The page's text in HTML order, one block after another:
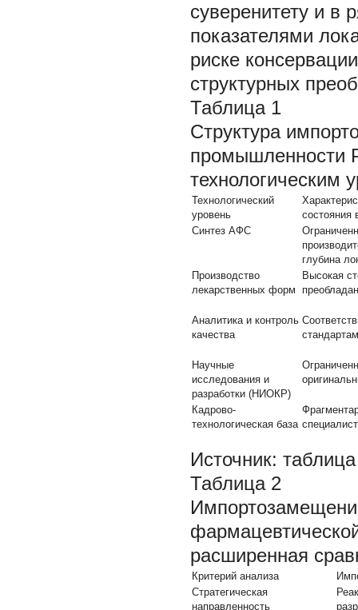
суверенитету и в
показателями
риске
структурных
Таблица 1
Структура
промышленности
технологическим
Технологический
уровень
состояния
Синтез АФС
глубина
Производство
лекарственных форм
Высокая
Аналитика и контроль
качества
Научные
исследования и
разработки (НИОКР)
Кадрово-
технологическая база
Источник:
Таблица 2
расширенная
Критерий анализа
Стратегическая
направленность